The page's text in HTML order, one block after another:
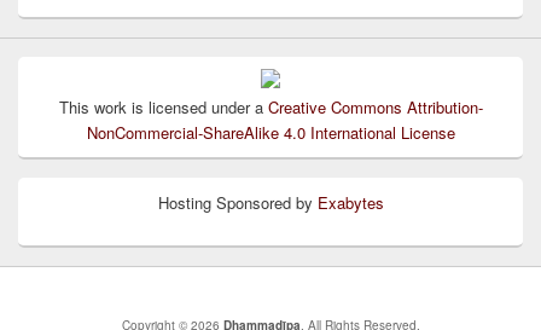
This work is licensed under a Creative Commons Attribution-
NonCommercial-ShareAlike 4.0 International License
Hosting Sponsored by Exabytes
Copyright © 2026 Dhammadīpa . All Rights Reserved.